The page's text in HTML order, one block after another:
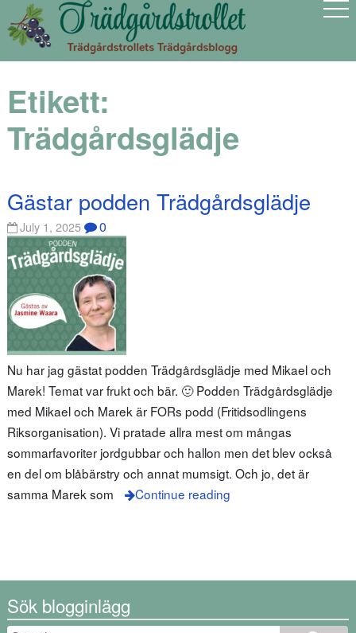
Etikett:
Trädgårdsglädje
Gästar podden Trädgårdsglädje
July 1, 2025 0
Nu har jag gästat podden Trädgårdsglädje med Mikael och
Marek! Temat var frukt och bär. 🙂 Podden Trädgårdsglädje
med Mikael och Marek är FORs podd (Fritidsodlingens
Riksorganisation). Vi pratade allra mest om mångas
sommarfavoriter jordgubbar och hallon men det blev också
en del om blåbärstry och annat mumsigt. Och jo, det är
samma Marek som
Continue reading
Sök blogginlägg